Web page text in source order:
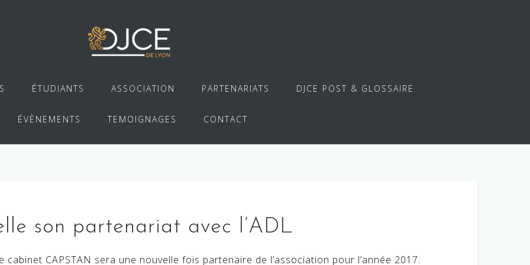
ÉTUDIANTS ASSOCIATION PARTENARIATS DJCE POST & GLOSSAIRE
ÉVÈNEMENTS TEMOIGNAGES CONTACT
son partenariat avec l’ADL
cabinet CAPSTAN sera une nouvelle fois partenaire de l’association pour l’année 2017.